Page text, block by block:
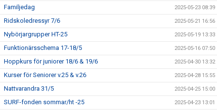
Familjedag 2025-05-23 08:39
Ridskoledressyr 7/6 2025-05-21 16:56
Nybörjargrupper HT-25 2025-05-19 13:33
Funktionärsschema 17-18/5 2025-05-16 07:50
Hoppkurs för juniorer 18/6 & 19/6 2025-04-30 13:32
Kurser för Seniorer v.25 & v.26 2025-04-28 15:55
Nattvarandra 31/5 2025-04-25 15:00
SURF-fonden sommar/ht -25 2025-04-23 13:01